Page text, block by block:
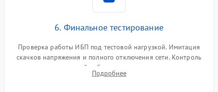
6. Финальное тестирование
Проверка работы ИБП под тестовой нагрузкой. Имитация
скачков напряжения и полного отключения сети. Контроль
времени автономной работы, температурного режима и
корректности формы выходного сигнала.
Подробнее